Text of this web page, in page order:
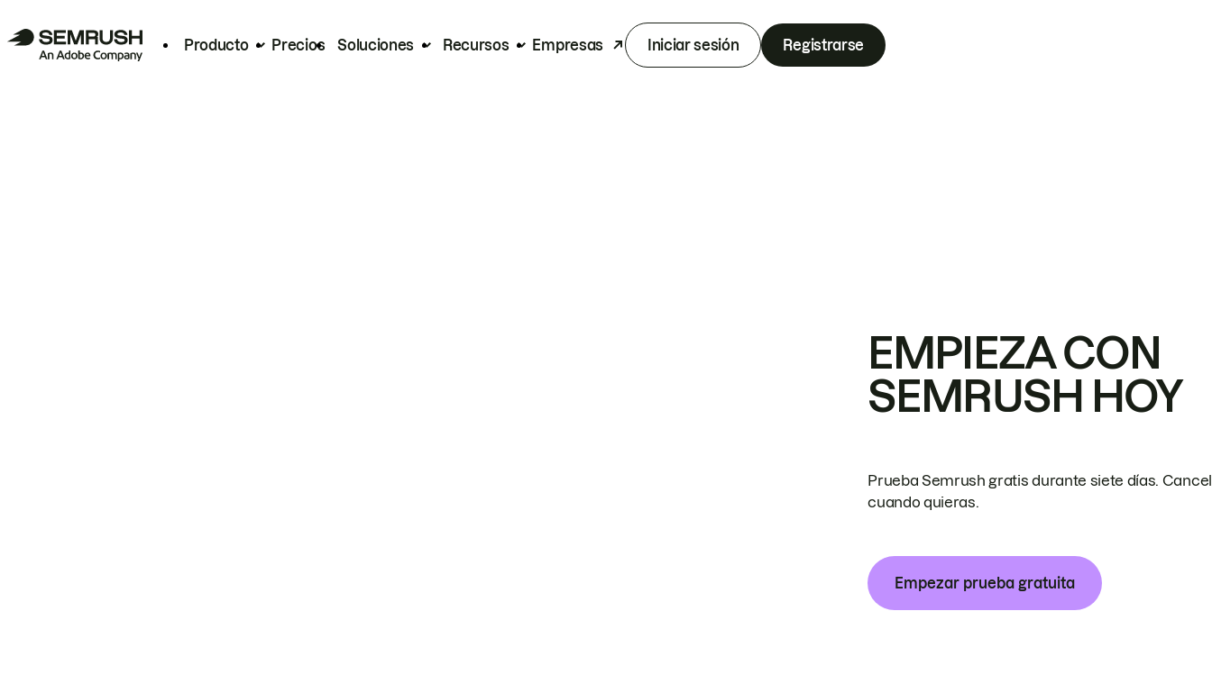
Producto Precios Soluciones Recursos Empresas Iniciar sesión Registrarse
EMPIEZA CON
SEMRUSH HOY
Prueba Semrush gratis durante siete días.
cuando quieras.
Empezar prueba gratuita